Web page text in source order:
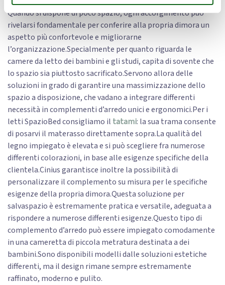
Quando si dispone di poco spazio, ogni accorgimento può
rivelarsi fondamentale per conferire alla propria dimora un
aspetto più confortevole e migliorarne
l’organizzazione.Specialmente per quanto riguarda le
camere da letto dei bambini e gli studi, capita di sovente che
lo spazio sia piuttosto sacrificato.Servono allora delle
soluzioni in grado di garantire una massimizzazione dello
spazio a disposizione, che vadano a integrare differenti
necessità in complementi d’arredo unici e ergonomici.Per i
letti SpazioBed consigliamo il tatami: la sua trama consente
di posarvi il materasso direttamente sopra.La qualità del
legno impiegato è elevata e si può scegliere fra numerose
differenti colorazioni, in base alle esigenze specifiche della
clientela.Cinius garantisce inoltre la possibilità di
personalizzare il complemento su misura per le specifiche
esigenze della propria dimora.Questa soluzione per
salvaspazio è estremamente pratica e versatile, adeguata a
rispondere a numerose differenti esigenze.Questo tipo di
complemento d’arredo può essere impiegato comodamente
in una cameretta di piccola metratura destinata a dei
bambini.Sono disponibili modelli dalle soluzioni estetiche
differenti, ma il design rimane sempre estremamente
raffinato, moderno e pulito.